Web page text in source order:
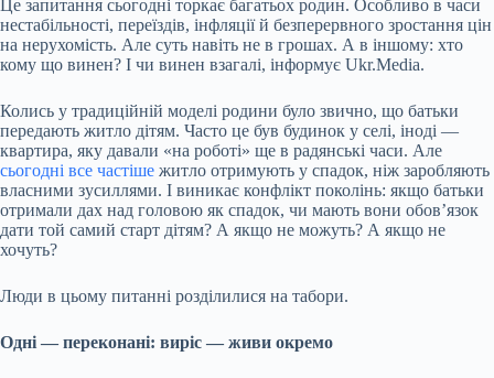
Це запитання сьогодні торкає багатьох родин. Особливо в часи
нестабільності, переїздів, інфляції й безперервного зростання цін
на нерухомість. Але суть навіть не в грошах. А в іншому: хто
кому що винен? І чи винен взагалі, інформує Ukr.Media.
Колись у традиційній моделі родини було звично, що батьки
передають житло дітям. Часто це був будинок у селі, іноді —
квартира, яку давали «на роботі» ще в радянські часи. Але
сьогодні все частіше житло отримують у спадок, ніж заробляють
власними зусиллями. І виникає конфлікт поколінь: якщо батьки
отримали дах над головою як спадок, чи мають вони обов’язок
дати той самий старт дітям? А якщо не можуть? А якщо не
хочуть?
Люди в цьому питанні розділилися на табори.
Одні — переконані: виріс — живи окремо